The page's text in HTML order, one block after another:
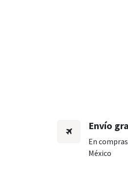
Envío
En
México